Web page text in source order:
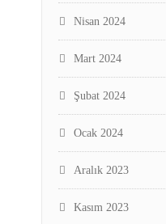
Nisan 2024
Mart 2024
Şubat 2024
Ocak 2024
Aralık 2023
Kasım 2023